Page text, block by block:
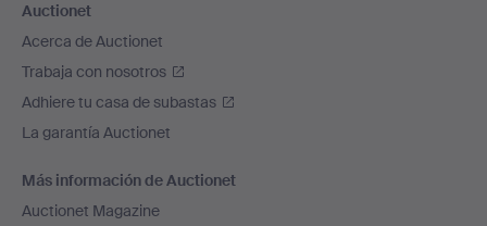
Auctionet
Acerca de Auctionet
Trabaja con nosotros
Adhiere tu casa de subastas
La garantía Auctionet
Más información de Auctionet
Auctionet Magazine